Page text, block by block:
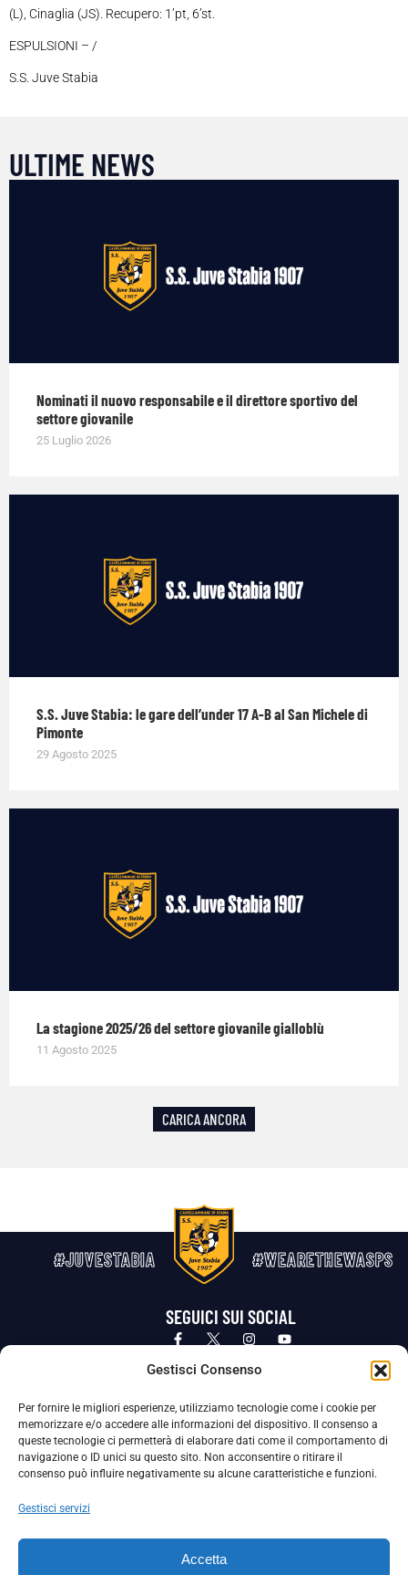
Gestisci Consenso
Per fornire le migliori esperienze, utilizziamo tecnologie come i cookie per
memorizzare e/o accedere alle informazioni del dispositivo. Il consenso a
queste tecnologie ci permetterà di elaborare dati come il comportamento di
navigazione o ID unici su questo sito. Non acconsentire o ritirare il
consenso può influire negativamente su alcune caratteristiche e funzioni.
Gestisci servizi
Accetta
(L), Cinaglia (JS). Recupero: 1’pt, 6’st.
ESPULSIONI – /
S.S. Juve Stabia
ULTIME NEWS
Nominati il nuovo responsabile e il direttore sportivo del
settore giovanile
25 Luglio 2026
S.S. Juve Stabia: le gare dell’under 17 A-B al San Michele di
Pimonte
29 Agosto 2025
La stagione 2025/26 del settore giovanile gialloblù
11 Agosto 2025
CARICA ANCORA
#JUVESTABIA #WEARETHEWASPS
SEGUICI SUI SOCIAL
Privacy Policy Cookie Policy
La Società ha nominato il Responsabile della Protezione dei Dati Personali (DPO), figura specializzata che vigila sulle modalità
adottate dalla nostra Società per tutelare i Suoi dati personali.
Per contattare il DPO può scrivere a